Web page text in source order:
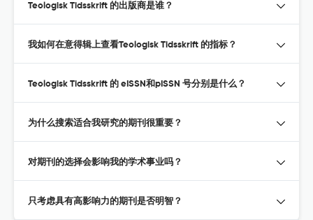
Teologisk Tidsskrift 的出版商是谁？
我如何在意得辑上查看Teologisk Tidsskrift 的指标？
Teologisk Tidsskrift 的 eISSN和pISSN 号分别是什么？
为什么搜索适合我研究的期刊很重要？
对期刊的选择会影响我的学术事业吗？
只考虑具有高影响力的期刊是否明智？